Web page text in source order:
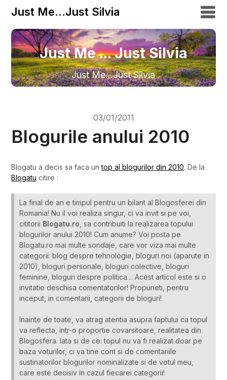
Just Me…Just Silvia
Just Me ... Just Silvia
Just Me…Just Silvia
03/01/2011
Blogurile anului 2010
Blogatu a decis sa faca untop al blogurilor din 2010. De la
Blogatu citire :
La final de an e timpul pentru un bilant al Blogosferei din
Romania! Nu il voi realiza singur, ci va invit si pe voi,
cititorii Blogatu.ro , sa contribuiti la realizarea topului
blogurilor anului 2010! Cum anume? Voi posta pe
Blogatu.ro mai multe sondaje, care vor viza mai multe
categorii: blog despre tehnologie, bloguri noi (aparute in
2010), bloguri personale, bloguri colective, bloguri
feminine, bloguri despre politica… Acest articol este si o
invitatie deschisa comentatorilor! Propuneti, pentru
inceput, in comentarii, categorii de bloguri!
Inainte de toate, va atrag atentia asupra faptului ca topul
va reflecta, intr-o proportie covarsitoare, realitatea din
Blogosfera. Iata si de ce: topul nu va fi realizat doar pe
baza voturilor, ci va tine cont si de comentariile
sustinatorilor blogurilor nominalizate si de votul meu,
care este decisiv in cazul fiecarei categorii!